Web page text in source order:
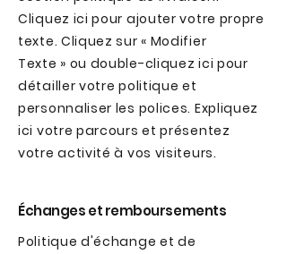
Cliquez ici pour ajouter votre propre
texte. Cliquez sur « Modifier
Texte » ou double-cliquez ici pour
détailler votre politique et
personnaliser les polices. Expliquez
ici votre parcours et présentez
votre activité à vos visiteurs.
Échanges et remboursements
Politique d'échange et de